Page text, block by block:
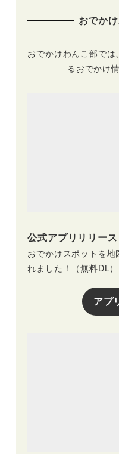
おでか
おでかけわんこ部で
るおでかけ
公式アプリリリース
おでかけスポットを地
れました！（無料DL）
アプ